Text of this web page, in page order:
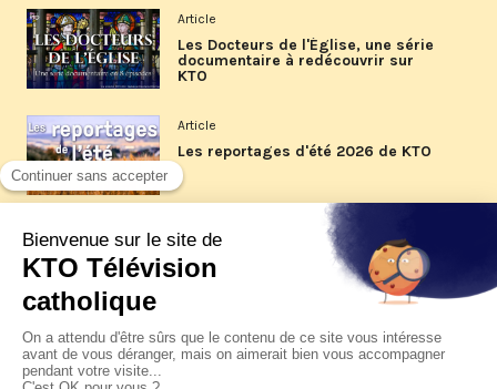
Article
Les Docteurs de l'Église, une série
documentaire à redécouvrir sur
KTO
Article
Les reportages d'été 2026 de KTO
La visite pastorale du pape Léon
XIV à Assise à suivre sur KTO le
Article
Le pape en Uruguay, Argentine et